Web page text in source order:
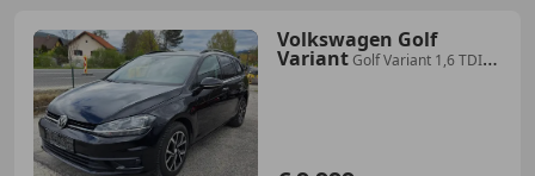
Volkswagen Golf
VariantGolf Variant 1,6 TDI